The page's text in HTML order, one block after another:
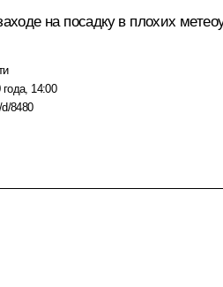
на посадку в плохих
14:00
8480